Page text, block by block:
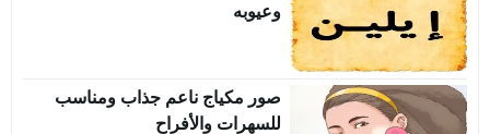
وعيوبه
صور مكياج ناعم جذاب ومناسب
للسهرات والأفراح